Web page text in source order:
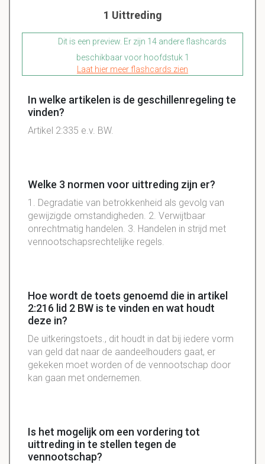
1 Uittreding
Dit is een preview. Er zijn 14 andere flashcards
beschikbaar voor hoofdstuk 1
Laat hier meer flashcards zien
In welke artikelen is de geschillenregeling te
vinden?
Artikel 2:335 e.v. BW.
Welke 3 normen voor uittreding zijn er?
1. Degradatie van betrokkenheid als gevolg van
gewijzigde omstandigheden. 2. Verwijtbaar
onrechtmatig handelen. 3. Handelen in strijd met
vennootschapsrechtelijke regels.
Hoe wordt de toets genoemd die in artikel
2:216 lid 2 BW is te vinden en wat houdt
deze in?
De uitkeringstoets., dit houdt in dat bij iedere vorm
van geld dat naar de aandeelhouders gaat, er
gekeken moet worden of de vennootschap door
kan gaan met ondernemen.
Is het mogelijk om een vordering tot
uittreding in te stellen tegen de
vennootschap?